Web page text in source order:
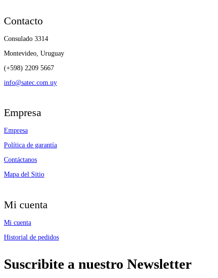
Contacto
Consulado 3314
Montevideo, Uruguay
(+598) 2209 5667
info@satec.com.uy
Empresa
Empresa
Política de garantía
Contáctanos
Mapa del Sitio
Mi cuenta
Mi cuenta
Historial de pedidos
Suscribite a nuestro Newsletter